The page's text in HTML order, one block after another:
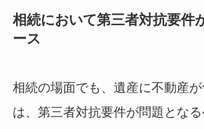
相続において第三者対抗要件
ース
相続の場面でも、遺産に不動産
は、第三者対抗要件が問題とな